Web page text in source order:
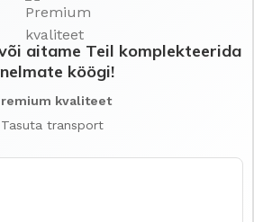
aitame Teil komplekteerida
köögi!
kvaliteet
Tasuta transport